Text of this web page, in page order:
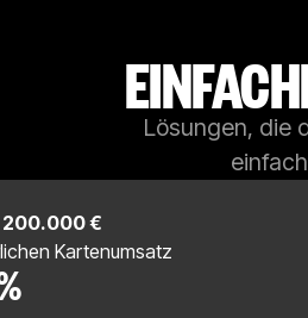
Lösungen, die
200.000 €
Kartenumsatz